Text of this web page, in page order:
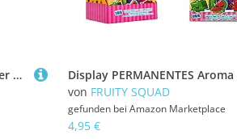
STABILO 68868/08-1 Fineliner & Filzstifte - STABILO point 88 Mini & Pen 68 Mini - 8er Pack - Neonfarben
von FRUITY SQUAD
gefunden bei Amazon Marketplace
4,95 €